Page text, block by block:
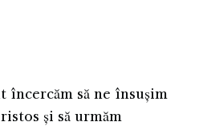
să ne însușim
și să urmăm